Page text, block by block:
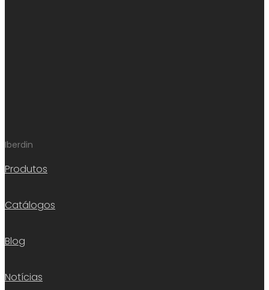
Iberdin
Produtos
Catálogos
Blog
Notícias